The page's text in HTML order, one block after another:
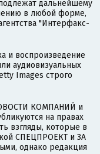
дальнейшему
в любой форме,
"Интерфакс-
и воспроизведение
аудиовизуальных
Images строго
КОМПАНИЙ и
на правах
взгляды, которые в
СПЕЦПРОЕКТ и ЗА
однако редакция